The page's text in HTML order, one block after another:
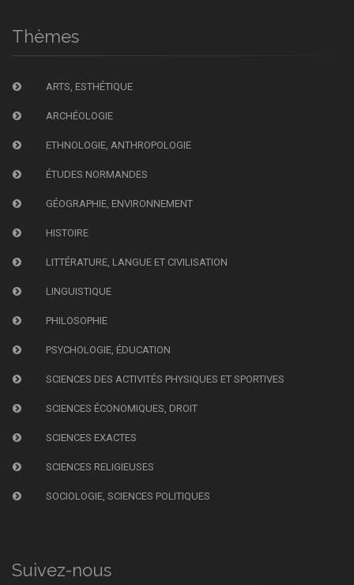
Thèmes
ARTS, ESTHÉTIQUE
ARCHÉOLOGIE
ETHNOLOGIE, ANTHROPOLOGIE
ÉTUDES NORMANDES
GÉOGRAPHIE, ENVIRONNEMENT
HISTOIRE
LITTÉRATURE, LANGUE ET CIVILISATION
LINGUISTIQUE
PHILOSOPHIE
PSYCHOLOGIE, ÉDUCATION
SCIENCES DES ACTIVITÉS PHYSIQUES ET SPORTIVES
SCIENCES ÉCONOMIQUES, DROIT
SCIENCES EXACTES
SCIENCES RELIGIEUSES
SOCIOLOGIE, SCIENCES POLITIQUES
Suivez-nous